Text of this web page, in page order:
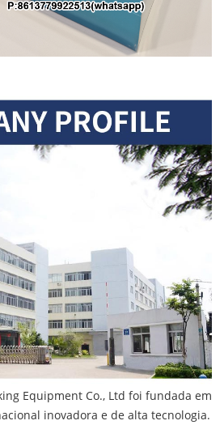
Equipment Co., Ltd foi fundada em
inovadora e de alta tecnologia.